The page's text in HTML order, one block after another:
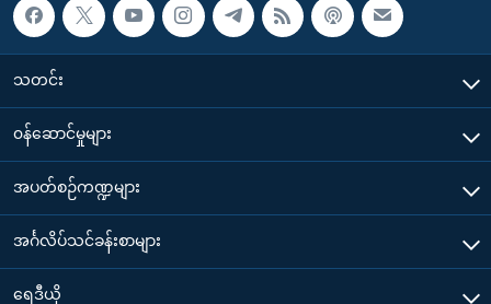
သတင်း
၀န်ဆောင်မှုများ
အပတ်စဉ်ကဏ္ဍများ
အင်္ဂလိပ်သင်ခန်းစာများ
ရေဒီယို